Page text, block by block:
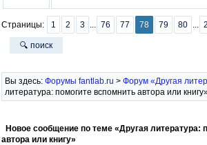
Страницы: 1 2 3 ... 76 77 78 79 80 ...
🔍 поиск
Вы здесь: Форумы fantlab.ru > Форум «Другая
литература: помогите вспомнить автора или
Новое сообщение по теме «Другая литература:
автора или книгу»